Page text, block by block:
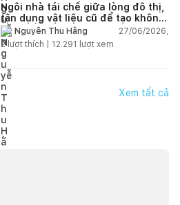
Ngôi nhà tái chế giữa lòng đô thị,
tận dụng vật liệu cũ để tạo không
gian sống linh hoạt
Nguyễn Thu Hằng
27/06/2026,
2lượt thích | 12.291 lượt xem
Xem tất cả